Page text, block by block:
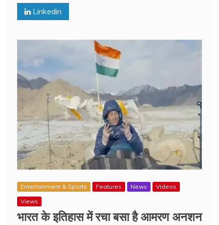
Linkedin
Entertainment & Sports Features News
Videos
Views
भारत के इतिहास में रचा बसा है आमरण अनशन